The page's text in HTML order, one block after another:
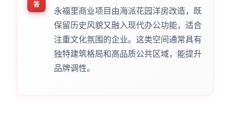
答
永福里商业项目由海派花园洋房改造，既
保留历史风貌又融入现代办公功能，适合
注重文化氛围的企业。这类空间通常具有
独特建筑格局和高品质公共区域，能提升
品牌调性。